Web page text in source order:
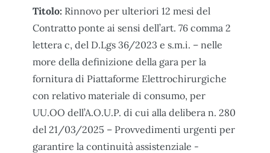
Titolo: Rinnovo per ulteriori 12 mesi del
Contratto ponte ai sensi dell’art. 76 comma 2
lettera c, del D.Lgs 36/2023 e s.m.i. – nelle
more della definizione della gara per la
fornitura di Piattaforme Elettrochirurgiche
con relativo materiale di consumo, per
UU.OO dell’A.O.U.P. di cui alla delibera n. 280
del 21/03/2025 – Provvedimenti urgenti per
garantire la continuità assistenziale -